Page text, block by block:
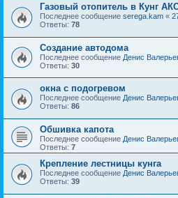
Газовый отопитель в Кунг
Последнее сообщение serega.kam «
Ответы: 78
Создание автодома
Последнее сообщение Денис
Ответы: 30
окна с подогревом
Последнее сообщение Денис
Ответы: 86
Обшивка капота
Последнее сообщение Денис
Ответы: 7
Крепление лестницы кунга
Последнее сообщение Денис
Ответы: 39